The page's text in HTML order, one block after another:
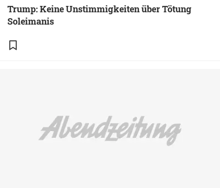
Trump: Keine Unstimmigkeiten über Tötung
Soleimanis